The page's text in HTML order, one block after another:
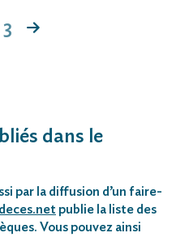
3
dans le
par la diffusion d’un faire-
publie la liste des
Vous pouvez ainsi